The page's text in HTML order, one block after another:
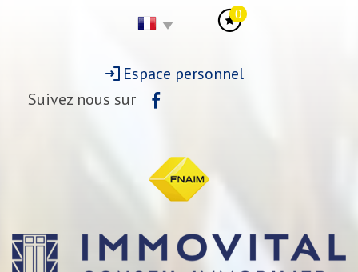
0
Espace personnel
Suivez nous sur